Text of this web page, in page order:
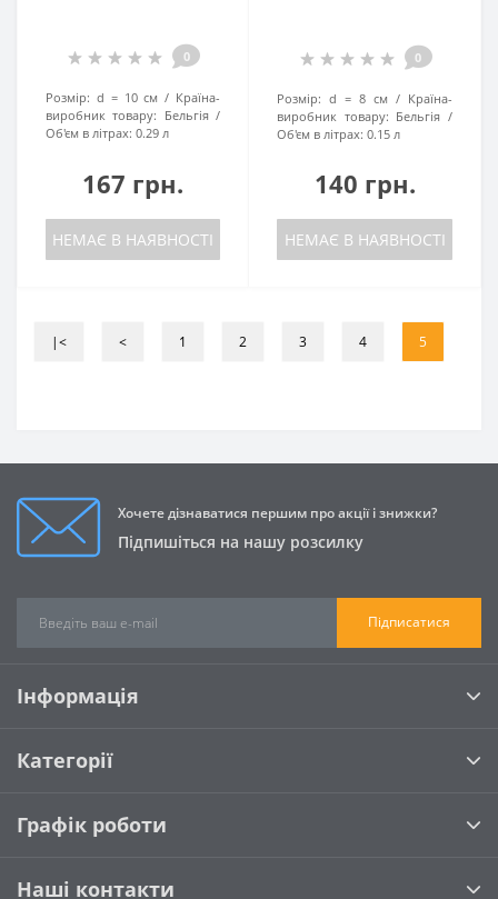
0
Розмір: d = 10 см
Країна-
виробник товару: Бельгія
Об'єм в літрах: 0.29 л
167 грн.
НЕМАЄ В НАЯВНОСТІ
0
Розмір: d = 8 см
Країна-
виробник товару: Бельгія
Об'єм в літрах: 0.15 л
140 грн.
НЕМАЄ В НАЯВНОСТІ
|< < 1 2 3 4 5
Хочете дізнаватися першим про акції і знижки?
Підпишіться на нашу розсилку
Підписатися
Інформація
Категорії
Графік роботи
Наші контакти